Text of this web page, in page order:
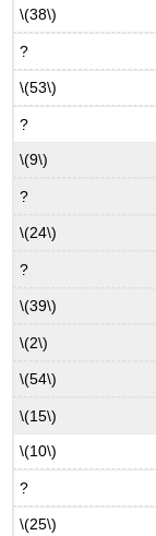
\(38\)
?
\(53\)
?
\(9\)
?
\(24\)
?
\(39\)
\(2\)
\(54\)
\(15\)
\(10\)
?
\(25\)